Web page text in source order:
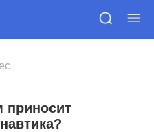
приносит